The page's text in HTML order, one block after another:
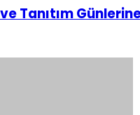
Tanıtım